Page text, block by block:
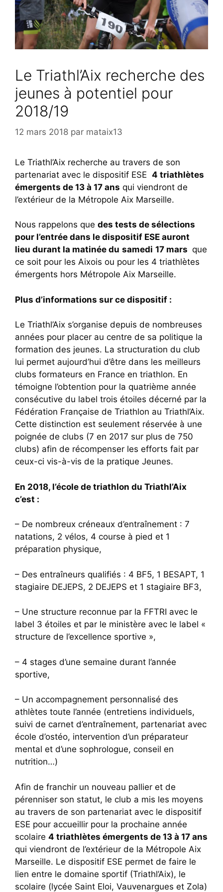
Le Triathl’Aix recherche des
jeunes à potentiel pour
2018/19
12 mars 2018 par mataix13
Le Triathl’Aix recherche au travers de son
partenariat avec le dispositif ESE 4 triathlètes
émergents de 13 à 17 ans qui viendront de
l’extérieur de la Métropole Aix Marseille.
Nous rappelons que des tests de sélections
pour l’entrée dans le dispositif ESE auront
lieu durant la matinée du samedi 17 mars que
ce soit pour les Aixois ou pour les 4 triathlètes
émergents hors Métropole Aix Marseille.
Plus d’informations sur ce dispositif :
Le Triathl’Aix s’organise depuis de nombreuses
années pour placer au centre de sa politique la
formation des jeunes. La structuration du club
lui permet aujourd’hui d’être dans les meilleurs
clubs formateurs en France en triathlon. En
témoigne l’obtention pour la quatrième année
consécutive du label trois étoiles décerné par la
Fédération Française de Triathlon au Triathl’Aix.
Cette distinction est seulement réservée à une
poignée de clubs (7 en 2017 sur plus de 750
clubs) afin de récompenser les efforts fait par
ceux-ci vis-à-vis de la pratique Jeunes.
En 2018, l’école de triathlon du Triathl’Aix
c’est :
– De nombreux créneaux d’entraînement : 7
natations, 2 vélos, 4 course à pied et 1
préparation physique,
– Des entraîneurs qualifiés : 4 BF5, 1 BESAPT, 1
stagiaire DEJEPS, 2 DEJEPS et 1 stagiaire BF3,
– Une structure reconnue par la FFTRI avec le
label 3 étoiles et par le ministère avec le label «
structure de l’excellence sportive »,
– 4 stages d’une semaine durant l’année
sportive,
– Un accompagnement personnalisé des
athlètes toute l’année (entretiens individuels,
suivi de carnet d’entraînement, partenariat avec
école d’ostéo, intervention d’un préparateur
mental et d’une sophrologue, conseil en
nutrition…)
Afin de franchir un nouveau pallier et de
pérenniser son statut, le club a mis les moyens
au travers de son partenariat avec le dispositif
ESE pour accueillir pour la prochaine année
scolaire 4 triathlètes émergents de 13 à 17 ans
qui viendront de l’extérieur de la Métropole Aix
Marseille. Le dispositif ESE permet de faire le
lien entre le domaine sportif (Triathl’Aix), le
scolaire (lycée Saint Eloi, Vauvenargues et Zola)